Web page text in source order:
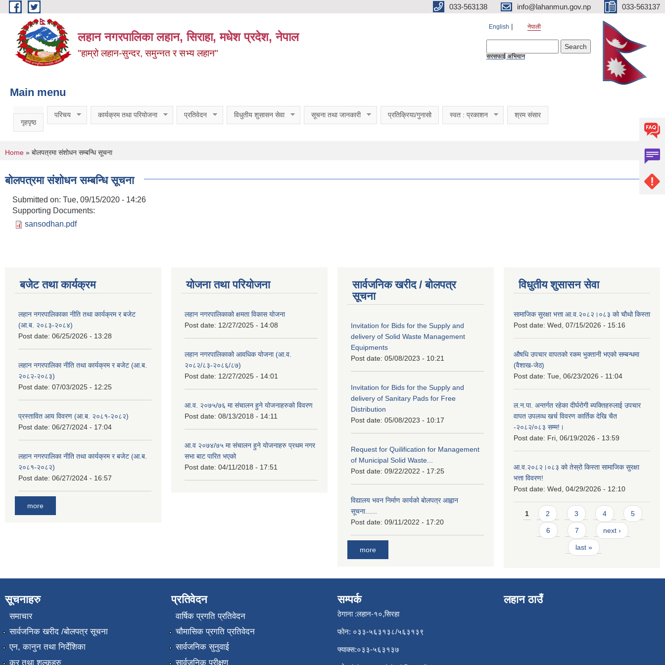
Skip to main content 033-563138 info@lahanmun.gov.np 033-563137
लहान नगरपालिका लहान, सिराहा, मधेश प्रदेश, नेपाल
"हाम्रो लहान-सुन्दर, समुन्नत र सभ्य लहान"
English नेपाली
सरसफाई अभियान
Main menu
गृहपृष्ठ
परिचय कार्यक्रम तथा परियोजना प्रतिवेदन विधुतीय शुसासन सेवा सूचना तथा जानकारी प्रतिक्रिया/गुनासो स्वत : प्रकाशन श्रम संसार
You are here
Home » बोलपत्रमा संशोधन सम्बन्धि सूचना
बोलपत्रमा संशोधन सम्बन्धि सूचना
Submitted on: Tue, 09/15/2020 - 14:26
Supporting Documents:
sansodhan.pdf
बजेट तथा कार्यक्रम
लहान नगरपालिकाका नीति तथा कार्यक्रम र बजेट
(आ.ब. २०८३-२०८४)
Post date: 06/25/2026 - 13:28
लहान नगरपालिका नीति तथा कार्यक्रम र बजेट (आ.ब.
२०८२-२०८३)
Post date: 07/03/2025 - 12:25
प्रस्तावित आय विवरण (आ.ब. २०८१-२०८२)
Post date: 06/27/2024 - 17:04
लहान नगरपालिका नीति तथा कार्यक्रम र बजेट (आ.ब.
२०८१-२०८२)
Post date: 06/27/2024 - 16:57
more
योजना तथा परियोजना
लहान नगरपालिकाको क्षमता विकास योजना
Post date: 12/27/2025 - 14:08
लहान नगरपालिकाको आवधिक योजना (आ.व.
२०८२/८३-२०८६/८७)
Post date: 12/27/2025 - 14:01
आ.व. २०७५/७६ मा संचालन हुने योजनाहरुको विवरण
Post date: 08/13/2018 - 14:11
आ.व २०७४/७५ मा संचालन हुने योजनाहरु प्रथम नगर
सभा बाट पारित भएको
Post date: 04/11/2018 - 17:51
सार्वजनिक खरीद / बोलपत्र
सूचना
Invitation for Bids for the Supply and
delivery of Solid Waste Management
Equipments
Post date: 05/08/2023 - 10:21
Invitation for Bids for the Supply and
delivery of Sanitary Pads for Free
Distribution
Post date: 05/08/2023 - 10:17
Request for Quilification for Management
of Municipal Solid Waste...
Post date: 09/22/2022 - 17:25
विद्यालय भवन निर्माण कार्यको बोलपत्र आह्वान
सूचना......
Post date: 09/11/2022 - 17:20
more
विधुतीय शुसासन सेवा
सामाजिक सुरक्षा भत्ता आ.व.२०८२।०८३ को चौथो किस्ता
Post date: Wed, 07/15/2026 - 15:16
औषधि उपचार वापतको रकम भुक्तानी भएको सम्बन्धमा
(वैशाख-जेठ)
Post date: Tue, 06/23/2026 - 11:04
ल.न.पा. अन्तर्गत रहेका दीर्घरोगी ब्यक्तिहरुलाई उपचार
वापत उपलव्ध खर्च विवरण कार्तिक देखि चैत
-२०८२/०८३ सम्म!।
Post date: Fri, 06/19/2026 - 13:59
आ.व.२०८२।०८३ को तेस्रो किस्ता सामाजिक सुरक्षा
भत्ता विवरण!
Post date: Wed, 04/29/2026 - 12:10
Pages
1 2 3 4 5
6 7 next ›
last »
सूचनाहरु
समाचार
सार्वजनिक खरीद /बोलपत्र सूचना
एन, कानुन तथा निर्देशिका
कर तथा शुल्कहरु
प्रतिवेदन
वार्षिक प्रगति प्रतिवेदन
चौमासिक प्रगति प्रतिवेदन
सार्वजनिक सुनुवाई
सार्वजनिक परीक्षण
सम्पर्क
ठेगाना :लहान-१०,सिरहा
फोन: ०३३-५६३१३८/५६३१३९
फ्याक्स:०३३-५६३१३७
लहान ठाउँ